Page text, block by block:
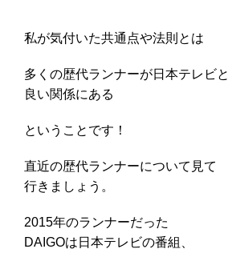
私が気付いた共通点や法則とは
多くの歴代ランナーが日本テレビと
良い関係にある
ということです！
直近の歴代ランナーについて見て
行きましょう。
2015年のランナーだった
DAIGOは日本テレビの番組、